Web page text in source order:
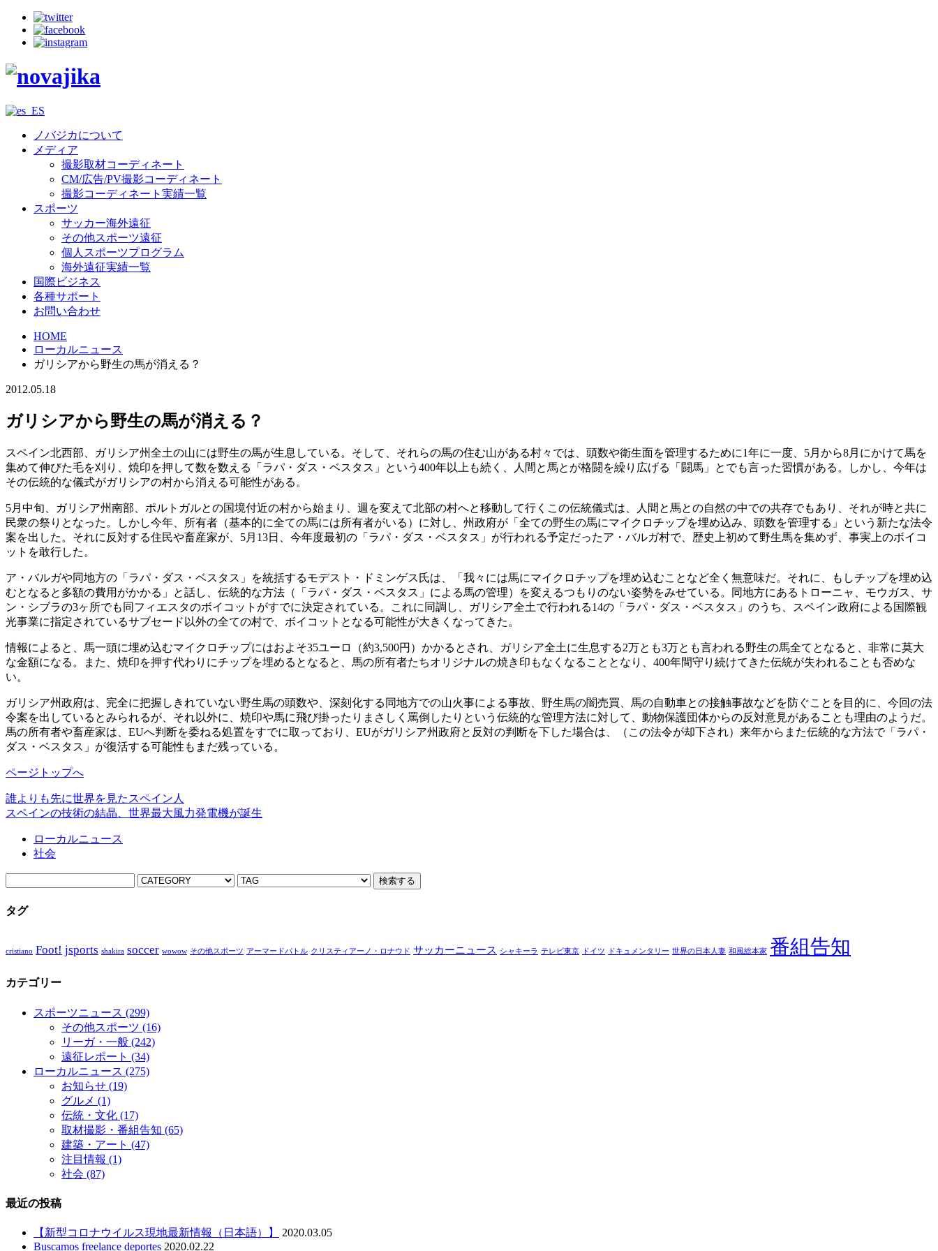
ノバジカについて
メディア
撮影取材コーディネート
CM/広告/PV撮影コーディネート
撮影コーディネート実績一覧
スポーツ
サッカー海外遠征
その他スポーツ遠征
個人スポーツプログラム
海外遠征実績一覧
国際ビジネス
各種サポート
お問い合わせ
HOME
ローカルニュース
ガリシアから野生の馬が消える？
2012.05.18
ガリシアから野生の馬が消える？
スペイン北西部、ガリシア州全土の山には野生の馬が生息している。そして、それらの馬の住む山がある村々では、頭数や衛生面を管理するために1年に一度、5月から8月にかけて馬を
集めて伸びた毛を刈り、焼印を押して数を数える「ラパ・ダス・ベスタス」という400年以上も続く、人間と馬とが格闘を繰り広げる「闘馬」とでも言った習慣がある。しかし、今年は
その伝統的な儀式がガリシアの村から消える可能性がある。
5月中旬、ガリシア州南部、ポルトガルとの国境付近の村から始まり、週を変えて北部の村へと移動して行くこの伝統儀式は、人間と馬との自然の中での共存でもあり、それが時と共に
民衆の祭りとなった。しかし今年、所有者 （基本的に全ての馬には所有者がいる） に対し、州政府が「全ての野生の馬にマイクロチップを埋め込み、頭数を管理する」という新たな法令
案を出した。それに反対する住民や畜産家が、5月13日、今年度最初の「ラパ・ダス・ベスタス」が行われる予定だったア・バルガ村で、歴史上初めて野生馬を集めず、事実上のボイコ
ットを敢行した。
ア・バルガや同地方の「ラパ・ダス・ベスタス」を統括するモデスト・ドミンゲス氏は、「我々には馬にマイクロチップを埋め込むことなど全く無意味だ。それに、もしチップを埋め込
むとなると多額の費用がかかる」と話し、伝統的な方法（「ラパ・ダス・ベスタス」による馬の管理）を変えるつもりのない姿勢をみせている。同地方にあるトローニャ、モウガス、サ
ン・シブラの3ヶ所でも同フィエスタのボイコットがすでに決定されている。これに同調し、ガリシア全土で行われる14の「ラパ・ダス・ベスタス」のうち、スペイン政府による国際観
光事業に指定されているサブセード以外の全ての村で、ボイコットとなる可能性が大きくなってきた。
情報によると、馬一頭に埋め込むマイクロチップにはおよそ35ユーロ （約3,500円） かかるとされ、ガリシア全土に生息する2万とも3万とも言われる野生の馬全てとなると、非常に莫大
な金額になる。また、焼印を押す代わりにチップを埋めるとなると、馬の所有者たちオリジナルの焼き印もなくなることとなり、400年間守り続けてきた伝統が失われることも否めな
い。
ガリシア州政府は、完全に把握しきれていない野生馬の頭数や、深刻化する同地方での山火事による事故、野生馬の闇売買、馬の自動車との接触事故などを防ぐことを目的に、今回の法
令案を出しているとみられるが、それ以外に、焼印や馬に飛び掛ったりまさしく罵倒したりという伝統的な管理方法に対して、動物保護団体からの反対意見があることも理由のようだ。
馬の所有者や畜産家は、EUへ判断を委ねる処置をすでに取っており、EUがガリシア州政府と反対の判断を下した場合は、
（この法令が却下され） 来年からまた伝統的な方法で「ラパ・
ダス・ベスタス」が復活する可能性もまだ残っている。
ページトップへ
誰よりも先に世界を見たスペイン人
スペインの技術の結晶、世界最大風力発電機が誕生
ローカルニュース
社会
タグ
cristiano Foot! jsports shakira soccer wowow その他スポーツ アーマードバトル クリスティアーノ・ロナウド サッカーニュース シャキーラ テレビ東京 ドイツ ドキュメンタリー 世界の日本人妻 和風総本家 番組告知
カテゴリー
スポーツニュース (299)
その他スポーツ (16)
リーガ・一般 (242)
遠征レポート (34)
ローカルニュース (275)
お知らせ (19)
グルメ (1)
伝統・文化 (17)
取材撮影・番組告知 (65)
建築・アート (47)
注目情報 (1)
社会 (87)
最近の投稿
【新型コロナウイルス現地最新情報（日本語）】
2020.03.05
Buscamos freelance deportes 2020.02.22